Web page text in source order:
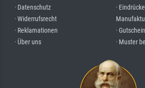
· Datenschutz
· Widerrufsrecht
· Reklamationen
· Über uns
·
·
· Muster